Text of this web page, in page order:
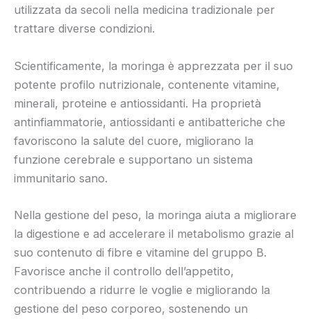
utilizzata da secoli nella medicina tradizionale per
trattare diverse condizioni.
Scientificamente, la moringa è apprezzata per il suo
potente profilo nutrizionale, contenente vitamine,
minerali, proteine e antiossidanti. Ha proprietà
antinfiammatorie, antiossidanti e antibatteriche che
favoriscono la salute del cuore, migliorano la
funzione cerebrale e supportano un sistema
immunitario sano.
Nella gestione del peso, la moringa aiuta a migliorare
la digestione e ad accelerare il metabolismo grazie al
suo contenuto di fibre e vitamine del gruppo B.
Favorisce anche il controllo dell’appetito,
contribuendo a ridurre le voglie e migliorando la
gestione del peso corporeo, sostenendo un